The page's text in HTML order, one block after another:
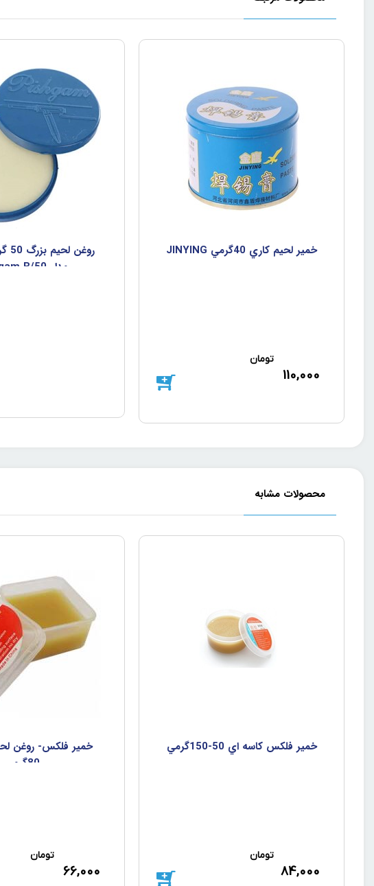
خمير لحيم کاري 40گرمي JINYING
110,000
تومان
مدل Pishgam B/50
محصولات مشابه
خمير فلکس کاسه اي 50-150گرمي
84,000
تومان
خمير فلکس- روغن
80گرمي
66,000
تومان